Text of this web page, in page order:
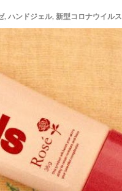
, ハンドジェル, 新型コロナウイルス